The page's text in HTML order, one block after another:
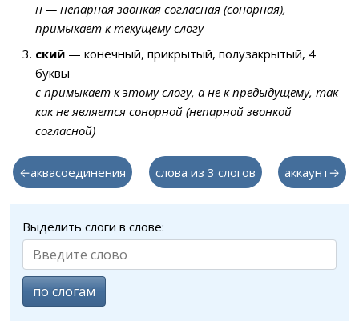
н — непарная звонкая согласная (сонорная),
примыкает к текущему слогу
ский — конечный, прикрытый, полузакрытый, 4
буквы
с примыкает к этому слогу, а не к предыдущему, так
как не является сонорной (непарной звонкой
согласной)
←аквасоединения слова из 3 слогов аккаунт→
Выделить слоги в слове:
по слогам